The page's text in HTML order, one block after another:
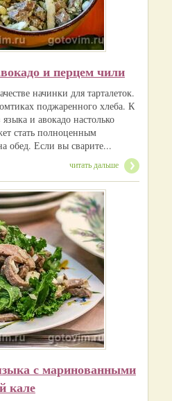
и перцем чили
начинки для тарталеток.
поджаренного хлеба. К
и авокадо настолько
стать полноценным
обед. Если вы сварите...
читать дальше
с маринованными
кале